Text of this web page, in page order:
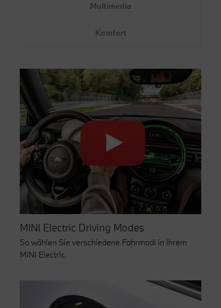
Multimedia
Komfort
MINI Electric Driving Modes
So wählen Sie verschiedene Fahrmodi in Ihrem
MINI Electric.